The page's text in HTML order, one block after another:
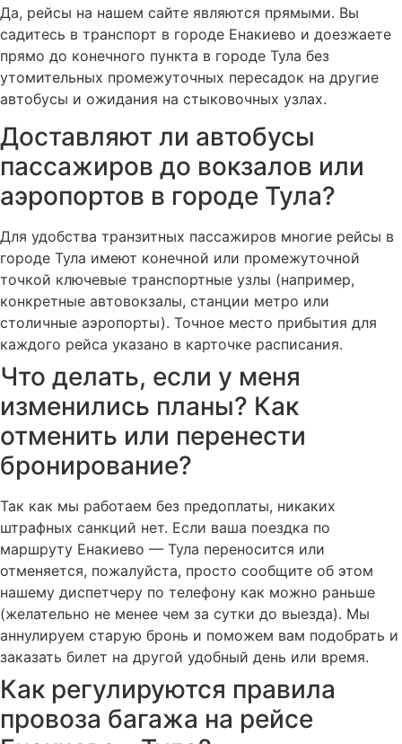
Да, рейсы на нашем сайте являются прямыми. Вы
садитесь в транспорт в городе Енакиево и доезжаете
прямо до конечного пункта в городе Тула без
утомительных промежуточных пересадок на другие
автобусы и ожидания на стыковочных узлах.
Доставляют ли автобусы
пассажиров до вокзалов или
аэропортов в городе Тула?
Для удобства транзитных пассажиров многие рейсы в
городе Тула имеют конечной или промежуточной
точкой ключевые транспортные узлы (например,
конкретные автовокзалы, станции метро или
столичные аэропорты). Точное место прибытия для
каждого рейса указано в карточке расписания.
Что делать, если у меня
изменились планы? Как
отменить или перенести
бронирование?
Так как мы работаем без предоплаты, никаких
штрафных санкций нет. Если ваша поездка по
маршруту Енакиево — Тула переносится или
отменяется, пожалуйста, просто сообщите об этом
нашему диспетчеру по телефону как можно раньше
(желательно не менее чем за сутки до выезда). Мы
аннулируем старую бронь и поможем вам подобрать и
заказать билет на другой удобный день или время.
Как регулируются правила
провоза багажа на рейсе